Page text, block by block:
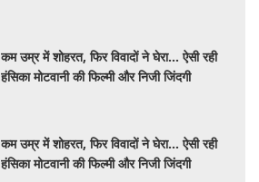
कम उम्र में शोहरत, फिर विवादों ने घेरा… ऐसी रही
हंसिका मोटवानी की फिल्मी और निजी जिंदगी
कम उम्र में शोहरत, फिर विवादों ने घेरा… ऐसी रही
हंसिका मोटवानी की फिल्मी और निजी जिंदगी